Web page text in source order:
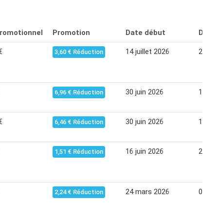
Promotion Date début Date
3,60 € Réduction 14 juillet 2026 26
6,96 € Réduction 30 juin 2026 12
6,46 € Réduction 30 juin 2026 12
1,51 € Réduction 16 juin 2026 28
2,24 € Réduction 24 mars 2026 06